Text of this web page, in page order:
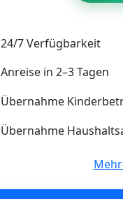
24/7 Verfügbarkeit
Anreise in 2–3 Tagen
Übernahme
Übernahme